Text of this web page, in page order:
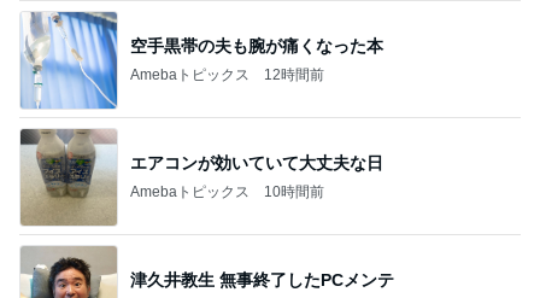
空手黒帯の夫も腕が痛くなった本
Amebaトピックス 12時間前
エアコンが効いていて大丈夫な日
Amebaトピックス 10時間前
津久井教生 無事終了したPCメンテ